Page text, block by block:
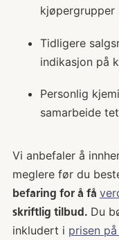
kjøpergrupper
Tidligere
indikasjon på
Personlig
samarbeide
Vi anbefaler å
meglere før du
befaring for å få
skriftlig tilbud.Du
inkludert i prisen